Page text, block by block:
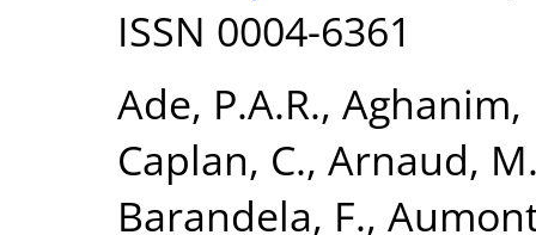
ISSN 0004-6361
Ade, P.A.R., Aghanim,
Caplan, C., Arnaud,
Barandela, F.,